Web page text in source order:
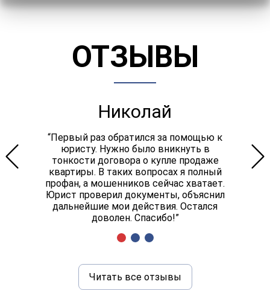
ОТЗЫВЫ
Николай
“Первый раз обратился за помощью к
юристу. Нужно было вникнуть в
тонкости договора о купле продаже
квартиры. В таких вопросах я полный
профан, а мошенников сейчас хватает.
Юрист проверил документы, объяснил
дальнейшие мои действия. Остался
доволен. Спасибо!”
Читать все отзывы